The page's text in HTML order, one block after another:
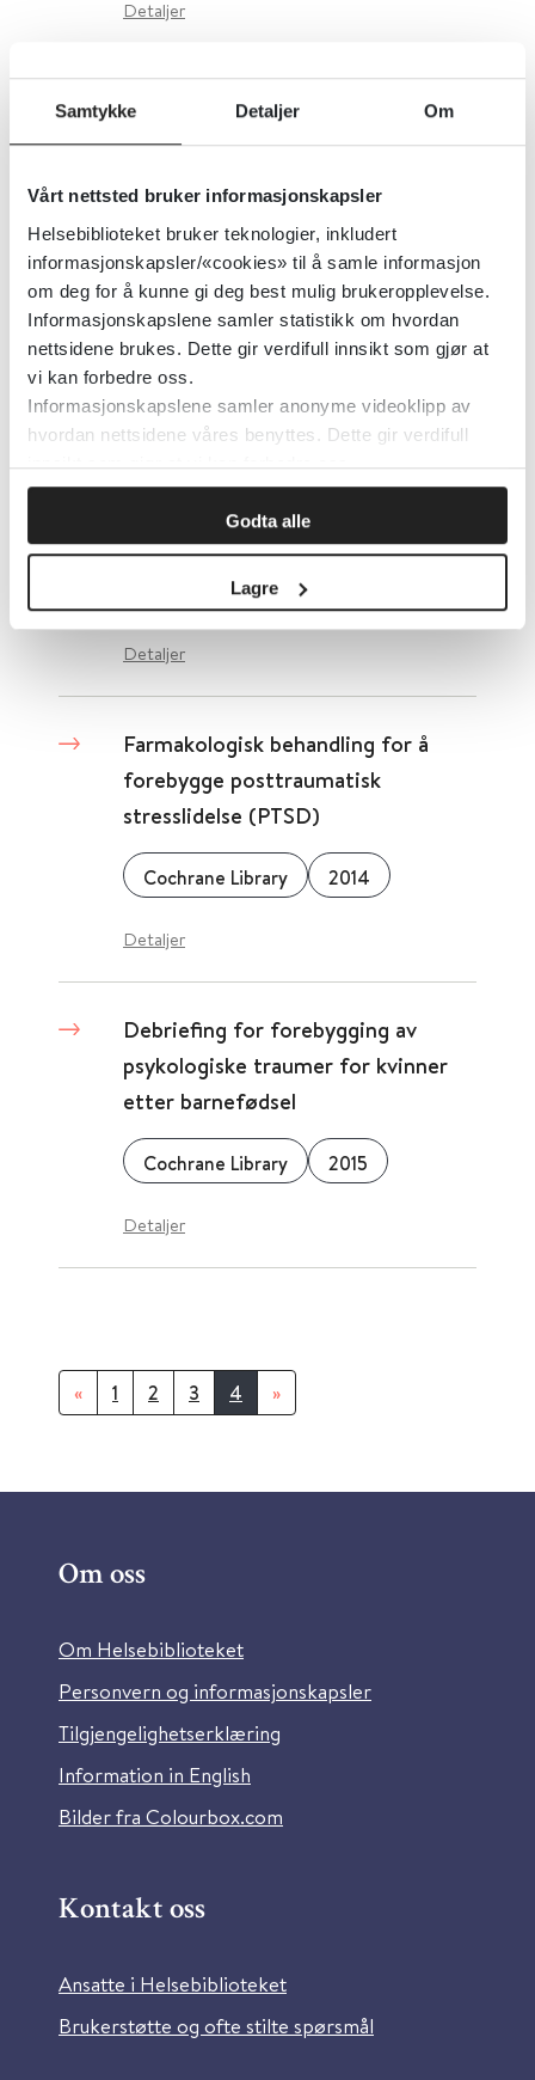
Samtykke Detaljer Om
Vårt nettsted bruker informasjonskapsler
Helsebiblioteket bruker teknologier, inkludert
informasjonskapsler/«cookies» til å samle informasjon
om deg for å kunne gi deg best mulig brukeropplevelse.
Informasjonskapslene samler statistikk om hvordan
nettsidene brukes. Dette gir verdifull innsikt som gjør at
vi kan forbedre oss.
Informasjonskapslene samler anonyme videoklipp av
hvordan nettsidene våres benyttes. Dette gir verdifull
innsikt som gjør at vi kan forbedre oss.
Godta alle
Lagre
Detaljer
Hvilke tegn og signaler som kan
observeres av personell i
sammenheng med omsorgssvikt?
En systematisk oversikt over
oversikter
Folkehelseinstituttet (FHI) 2018
Detaljer
Farmakoterapi for posttraumatisk
stresslidelse (PTSD)
Cochrane Library
Detaljer
Farmakologisk behandling for å
forebygge posttraumatisk
stresslidelse (PTSD)
Cochrane Library 2014
Detaljer
Debriefing for forebygging av
psykologiske traumer for kvinner
etter barnefødsel
Cochrane Library 2015
Detaljer
« 1 2 3 4 »
Om oss
Om Helsebiblioteket
Personvern og informasjonskapsler
Tilgjengelighetserklæring
Information in English
Bilder fra Colourbox.com
Kontakt oss
Ansatte i Helsebiblioteket
Brukerstøtte og ofte stilte spørsmål